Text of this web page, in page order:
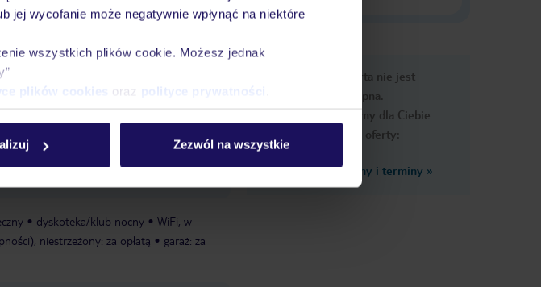
jej wycofanie może negatywnie wpłynąć na niektóre
wszystkich plików cookie. Możesz jednak
plików cookies oraz polityce prywatności
Zezwól na wszystkie
dyskoteka/klub nocny
WiFi, w
niestrzeżony: za opłatą
garaż: za
Ups, ta oferta nie jest
dostępna.
Przygotowaliśmy dla Ciebie
podobne oferty:
Zobacz inne ceny i terminy »